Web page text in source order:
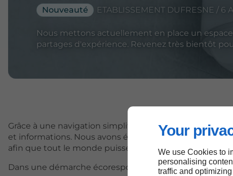
Your
We use Cookies to
personalising
traffic and
Nouveauté ETABLISSEMENT DUFRESNE / 6
Nous mettons actuellement en place un
partages d'expérience. Revenez très bientôt
Grâce à une navigation simplifiée et un design épuré,
et informations. Nous avons également veillé à le
afin que tout le monde puisse en profiter pleinement.
Dans une démarche écoresponsable, nous avons